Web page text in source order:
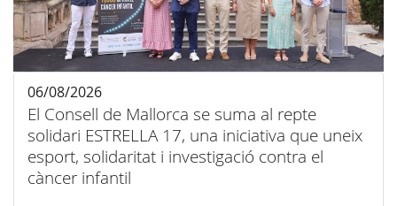
El Consell de Mallorca se suma al repte
solidari ESTRELLA 17, una iniciativa que uneix
esport, solidaritat i investigació contra el
càncer infantil
06/08/2026